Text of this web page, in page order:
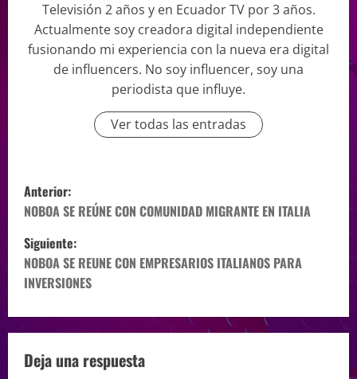
Televisión 2 años y en Ecuador TV por 3 años.
Actualmente soy creadora digital independiente
fusionando mi experiencia con la nueva era digital
de influencers. No soy influencer, soy una
periodista que influye.
Ver todas las entradas
Anterior:
NOBOA SE REÚNE CON COMUNIDAD MIGRANTE EN ITALIA
Siguiente:
NOBOA SE REUNE CON EMPRESARIOS ITALIANOS PARA
INVERSIONES
Deja una respuesta